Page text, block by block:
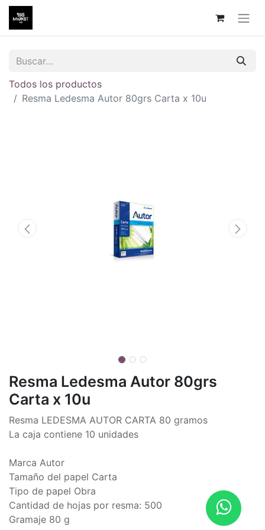
Todos los productos
Resma Ledesma Autor 80grs Carta x 10u
Resma Ledesma Autor 80grs
Carta x 10u
Resma LEDESMA AUTOR CARTA 80 gramos
La caja contiene 10 unidades
Marca Autor
Tamaño del papel Carta
Tipo de papel Obra
Cantidad de hojas por resma: 500
Gramaje 80 g